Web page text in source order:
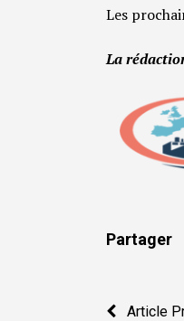
Les
La
Partager
Article